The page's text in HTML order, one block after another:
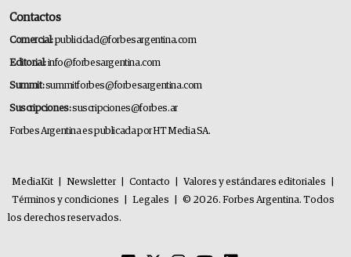
Contactos
Comercial:publicidad@forbesargentina.com
Editorial:info@forbesargentina.com
Summit:summitforbes@forbesargentina.com
Suscripciones:suscripciones@forbes.ar
Forbes Argentina es publicada por HT Media SA.
MediaKit Newsletter Contacto Valores y estándares editoriales
Términos y condiciones
Legales
© 2026. Forbes Argentina. Todos
los derechos reservados.